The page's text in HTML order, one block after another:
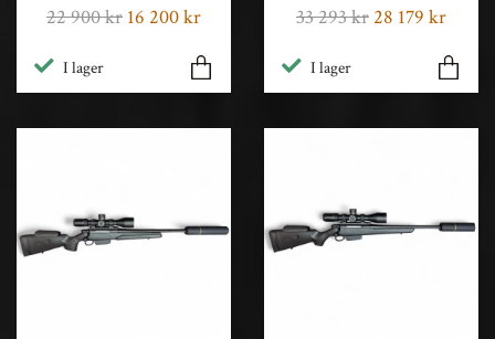
22 900 kr 16 200 kr
I lager
33 293 kr 28 179 kr
I lager